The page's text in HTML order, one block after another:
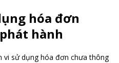
hóa đơn
hành
vi sử dụng hóa đơn chưa thông